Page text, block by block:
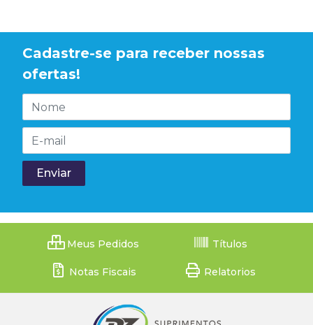
Cadastre-se para receber nossas
ofertas!
Meus Pedidos Títulos
Notas Fiscais Relatorios